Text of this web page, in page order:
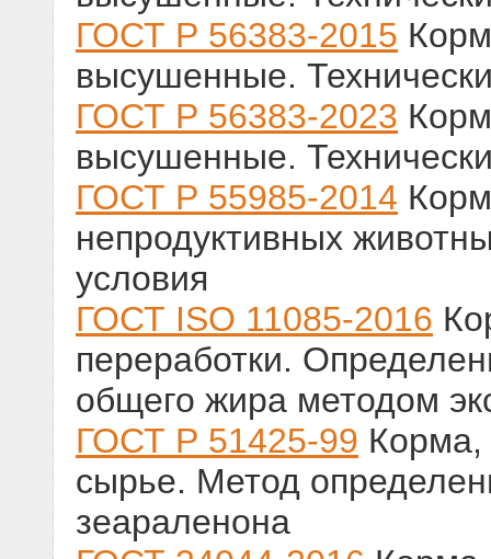
ГОСТ Р 56383-2015
высушенные.
ГОСТ Р 56383-2023
высушенные.
ГОСТ Р 55985-2014
непродуктивных
условия
ГОСТ ISO 11085-2016
переработки.
общего жира методом
ГОСТ Р 51425-99 Корма,
сырье. Метод
зеараленона